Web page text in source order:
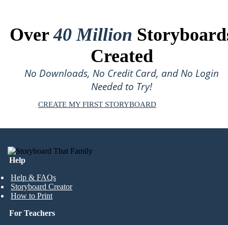
Over40 Million
Created
No Downloads, No Credit Card, and No Login
Needed to Try!
CREATE MY FIRST STORYBOARD
Help
Help & FAQs
Storyboard Creator
How to Print
For Teachers